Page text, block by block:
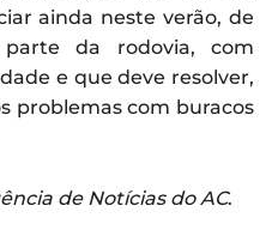
ainda neste verão, de
da rodovia, com
e que deve resolver,
problemas com buracos
de Notícias do AC.